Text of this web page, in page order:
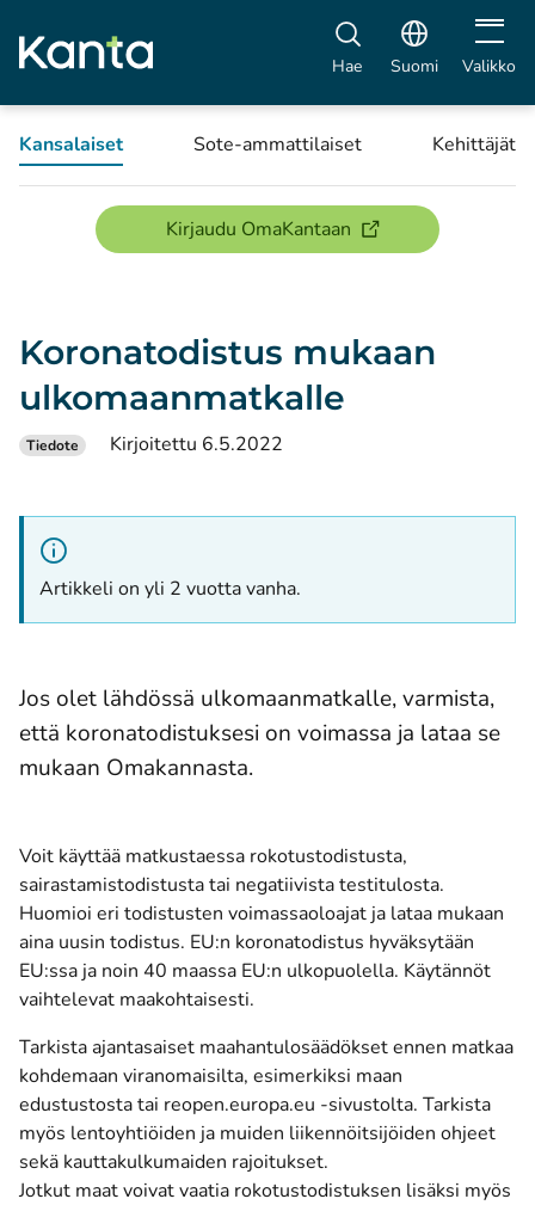
Hae Suomi Avaa
Valikko
Kansalaiset Sote-ammattilaiset Kehittäjät
Kirjaudu OmaKantaan(avautuu uuteen
Koronatodistus mukaan
ulkomaanmatkalle
Tiedote Kirjoitettu 6.5.2022
Artikkeli on yli 2 vuotta vanha.
Jos olet lähdössä ulkomaanmatkalle, varmista,
että koronatodistuksesi on voimassa ja lataa se
mukaan Omakannasta.
Voit käyttää matkustaessa rokotustodistusta,
sairastamistodistusta tai negatiivista testitulosta.
Huomioi eri todistusten voimassaoloajat ja lataa mukaan
aina uusin todistus. EU:n koronatodistus hyväksytään
EU:ssa ja noin 40 maassa EU:n ulkopuolella. Käytännöt
vaihtelevat maakohtaisesti.
Tarkista ajantasaiset maahantulosäädökset ennen matkaa
kohdemaan viranomaisilta, esimerkiksi maan
edustustosta tai reopen.europa.eu -sivustolta. Tarkista
myös lentoyhtiöiden ja muiden liikennöitsijöiden ohjeet
sekä kauttakulkumaiden rajoitukset.
Jotkut maat voivat vaatia rokotustodistuksen lisäksi myös